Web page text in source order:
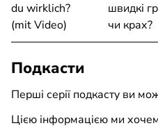
du wirklich?
(mit Video)
швидкі
чи крах?
Подкасти
Перші серії подкасту ви
Цією інформацією ми